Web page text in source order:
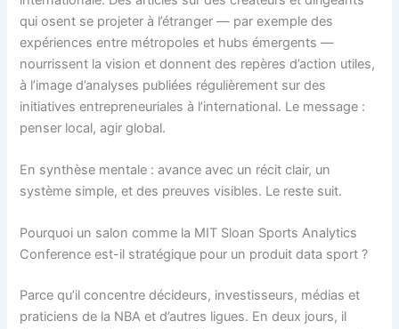
qui osent se projeter à l’étranger — par exemple des
expériences entre métropoles et hubs émergents —
nourrissent la vision et donnent des repères d’action utiles,
à l’image d’analyses publiées régulièrement sur des
initiatives entrepreneuriales à l’international. Le message :
penser local, agir global.
En synthèse mentale : avance avec un récit clair, un
système simple, et des preuves visibles. Le reste suit.
Pourquoi un salon comme la MIT Sloan Sports Analytics
Conference est-il stratégique pour un produit data sport ?
Parce qu’il concentre décideurs, investisseurs, médias et
praticiens de la NBA et d’autres ligues. En deux jours, il